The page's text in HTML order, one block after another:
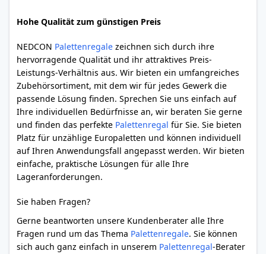
Hohe Qualität zum günstigen Preis
NEDCON Palettenregale zeichnen sich durch ihre
hervorragende Qualität und ihr attraktives Preis-
Leistungs-Verhältnis aus. Wir bieten ein umfangreiches
Zubehörsortiment, mit dem wir für jedes Gewerk die
passende Lösung finden. Sprechen Sie uns einfach auf
Ihre individuellen Bedürfnisse an, wir beraten Sie gerne
und finden das perfekte Palettenregal für Sie. Sie bieten
Platz für unzählige Europaletten und können individuell
auf Ihren Anwendungsfall angepasst werden. Wir bieten
einfache, praktische Lösungen für alle Ihre
Lageranforderungen.
Sie haben Fragen?
Gerne beantworten unsere Kundenberater alle Ihre
Fragen rund um das Thema Palettenregale. Sie können
sich auch ganz einfach in unserem Palettenregal-Berater